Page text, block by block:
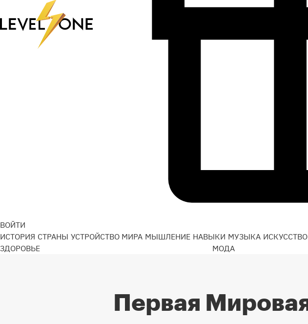
ВОЙТИ
ИСТОРИЯ СТРАНЫ УСТРОЙСТВО МИРА МЫШЛЕНИЕ НАВЫКИ МУЗЫКА ИСКУССТВО
ЗДОРОВЬЕ
МОДА
Первая